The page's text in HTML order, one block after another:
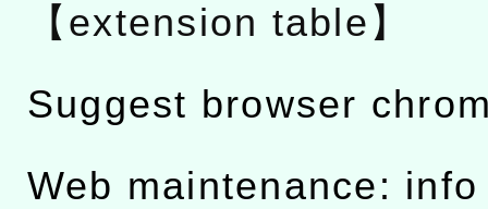
【extension table】
Suggest browser
Web maintenance: